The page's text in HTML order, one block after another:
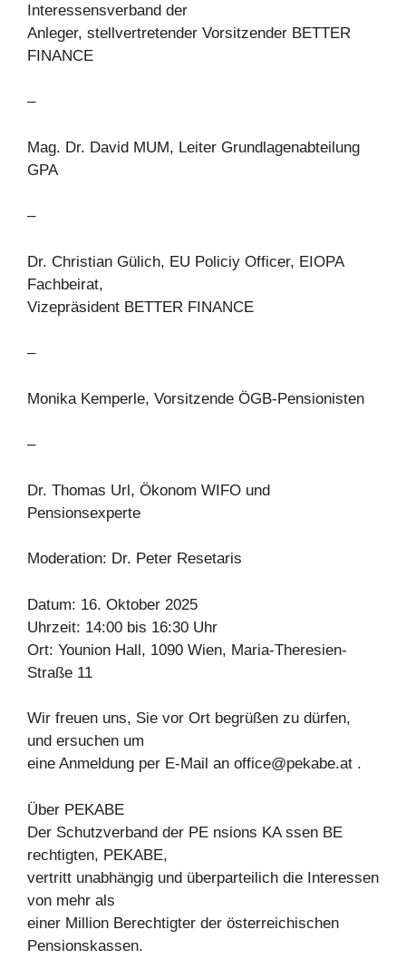
Interessensverband der
Anleger, stellvertretender Vorsitzender BETTER
FINANCE
–
Mag. Dr. David MUM, Leiter Grundlagenabteilung
GPA
–
Dr. Christian Gülich, EU Policiy Officer, EIOPA
Fachbeirat,
Vizepräsident BETTER FINANCE
–
Monika Kemperle, Vorsitzende ÖGB-Pensionisten
–
Dr. Thomas Url, Ökonom WIFO und
Pensionsexperte
Moderation: Dr. Peter Resetaris
Datum: 16. Oktober 2025
Uhrzeit: 14:00 bis 16:30 Uhr
Ort: Younion Hall, 1090 Wien, Maria-Theresien-
Straße 11
Wir freuen uns, Sie vor Ort begrüßen zu dürfen,
und ersuchen um
eine Anmeldung per E-Mail an office@pekabe.at .
Über PEKABE
Der Schutzverband der PE nsions KA ssen BE
rechtigten, PEKABE,
vertritt unabhängig und überparteilich die Interessen
von mehr als
einer Million Berechtigter der österreichischen
Pensionskassen.